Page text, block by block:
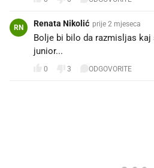
RN Renata Nikolić prije 2 mjeseca
Bolje bi bilo da razmisljas kaj
junior...
0 3 ODGOVORITE